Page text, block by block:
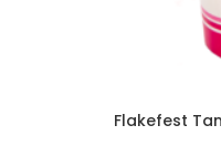
Flakefest